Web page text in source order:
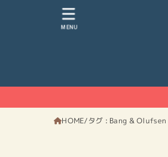
MENU
HOME タグ : Bang & Olufsen